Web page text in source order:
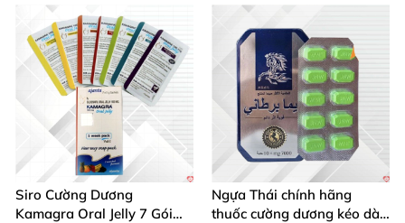
Siro Cường Dương
Kamagra Oral Jelly 7 Gói
Ngựa Thái chính hãng
thuốc cường dương kéo dài